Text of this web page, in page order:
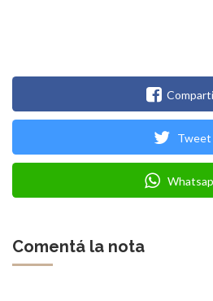
Tweet
Comentá la nota